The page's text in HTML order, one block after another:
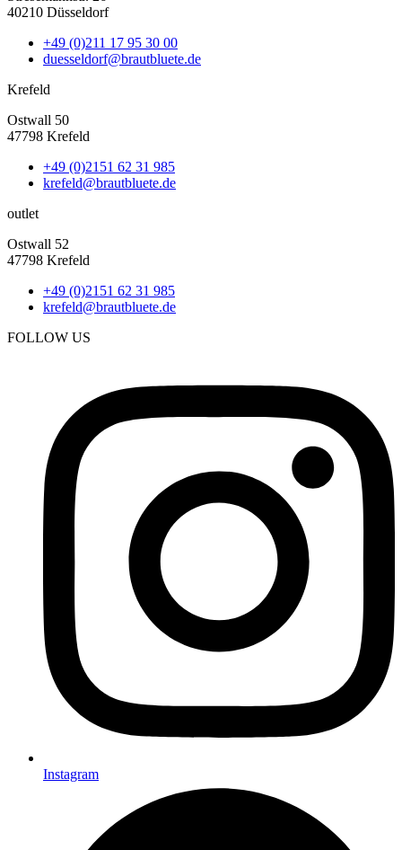
40210 Düsseldorf
+49 (0)211 17 95 30 00
duesseldorf@brautbluete.de
Krefeld
Ostwall 50
47798 Krefeld
+49 (0)2151 62 31 985
krefeld@brautbluete.de
outlet
Ostwall 52
47798 Krefeld
+49 (0)2151 62 31 985
krefeld@brautbluete.de
FOLLOW US
Instagram